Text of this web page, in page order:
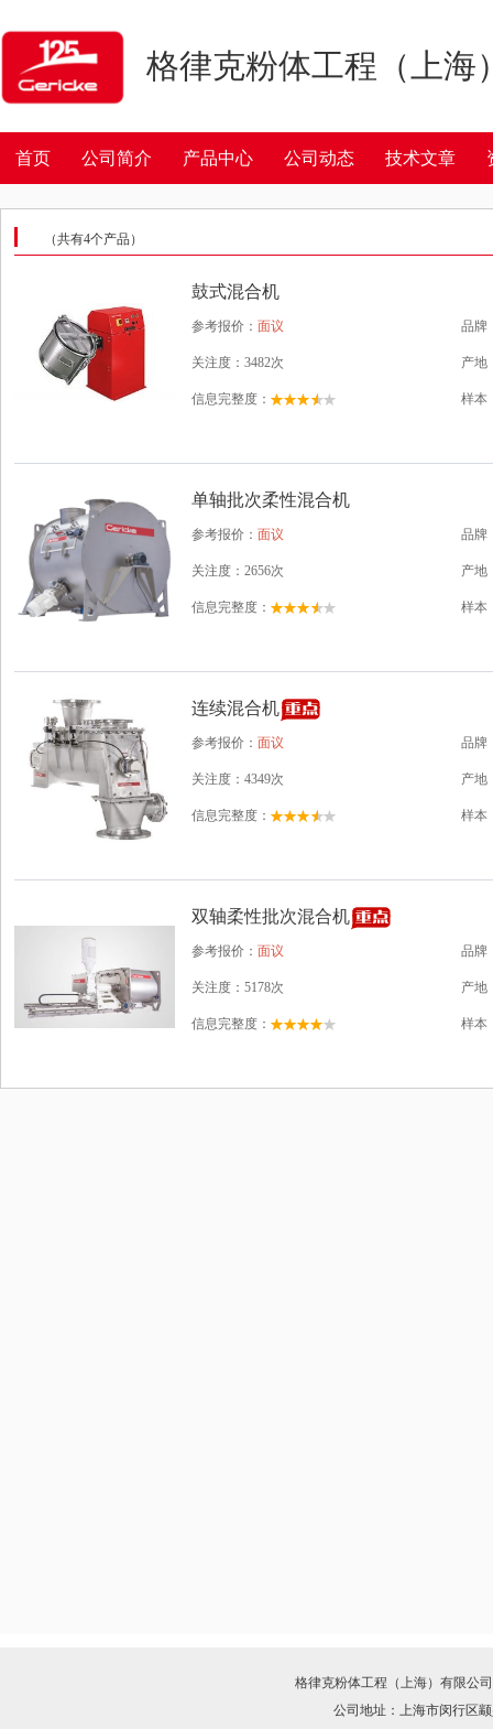
格律克粉体工程（上海
首页 公司简介 产品中心 公司动态 技术文章
（共有4个产品）
鼓式混合机
参考报价： 面议 品牌
关注度：3482次 产地
信息完整度： 样本
单轴批次柔性混合机
参考报价： 面议 品牌
关注度：2656次 产地
信息完整度： 样本
连续混合机
参考报价： 面议 品牌
关注度：4349次 产地
信息完整度： 样本
双轴柔性批次混合机
参考报价： 面议 品牌
关注度：5178次 产地
信息完整度： 样本
格律克粉体工程（上海）有限公司
公司地址：上海市闵行区